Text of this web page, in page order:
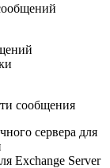
сообщения
сервера для
Exchange Server